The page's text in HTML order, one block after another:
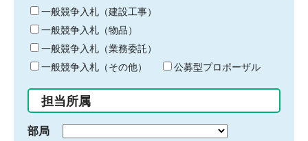
キ
ー
ワ
ー
ド
入
力
一般競争入札（建設工事）
一般競争入札（物品）
一般競争入札（業務委託）
一般競争入札（その他）
公募型プロポーザル
担当所属
部局